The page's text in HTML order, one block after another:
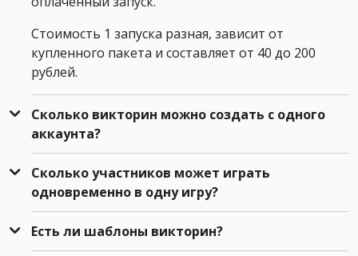
Стоимость 1 запуска разная, зависит от
купленного пакета и составляет от 40 до 200
рублей.
Сколько викторин можно создать с одного
аккаунта?
Сколько участников может играть
одновременно в одну игру?
Есть ли шаблоны викторин?